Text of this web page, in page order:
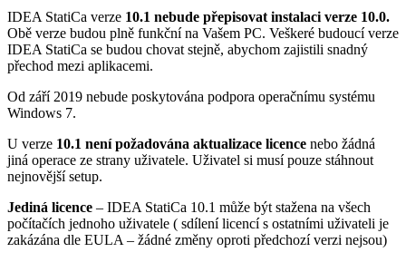
IDEA StatiCa verze 10.1 nebude přepisovat instalaci verze 10.0.
Obě verze budou plně funkční na Vašem PC. Veškeré budoucí verze
IDEA StatiCa se budou chovat stejně, abychom zajistili snadný
přechod mezi aplikacemi.
Od září 2019 nebude poskytována podpora operačnímu systému
Windows 7.
U verze 10.1 není požadována aktualizace licence nebo žádná
jiná operace ze strany uživatele. Uživatel si musí pouze stáhnout
nejnovější setup.
Jediná licence – IDEA StatiCa 10.1 může být stažena na všech
počítačích jednoho uživatele ( sdílení licencí s ostatními uživateli je
zakázána dle EULA – žádné změny oproti předchozí verzi nejsou)